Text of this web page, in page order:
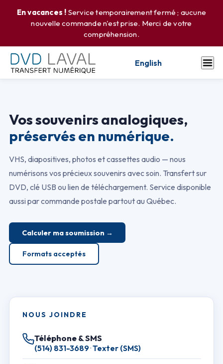
En vacances ! Service temporairement fermé ; aucune
nouvelle commande n'est prise. Merci de votre
compréhension.
English
Vos souvenirs analogiques,
préservés en numérique.
VHS, diapositives, photos et cassettes audio — nous
numérisons vos précieux souvenirs avec soin. Transfert sur
DVD, clé USB ou lien de téléchargement. Service disponible
aussi par commande postale partout au Québec.
Calculer ma soumission →
Formats acceptés
NOUS JOINDRE
Téléphone & SMS
(514) 831-3689·Texter (SMS)